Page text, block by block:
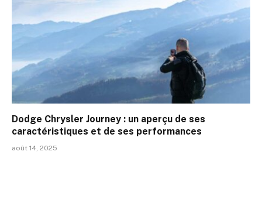
Dodge Chrysler Journey : un aperçu de ses
caractéristiques et de ses performances
août 14, 2025